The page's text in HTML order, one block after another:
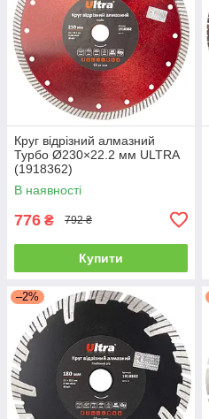
Круг відрізний алмазний
Турбо Ø230×22.2 мм ULTRA
(1918362)
В наявності
776 ₴ 792 ₴
Купити
–2%